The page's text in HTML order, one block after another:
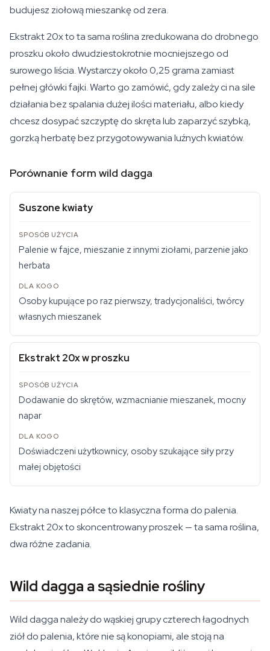
budujesz ziołową mieszankę od zera.
Ekstrakt 20x to ta sama roślina zredukowana do drobnego
proszku około dwudziestokrotnie mocniejszego od
surowego liścia. Wystarczy około 0,25 grama zamiast
pełnej główki fajki. Warto go zamówić, gdy zależy ci na sile
działania bez spalania dużej ilości materiału, albo kiedy
chcesz dosypać szczyptę do skręta lub zaparzyć szybką,
gorzką herbatę bez przygotowywania luźnych kwiatów.
Porównanie form wild dagga
Suszone kwiaty
Palenie w fajce, mieszanie z innymi ziołami, parzenie jako
herbata
Osoby kupujące po raz pierwszy, tradycjonaliści, twórcy
własnych mieszanek
Ekstrakt 20x w proszku
Dodawanie do skrętów, wzmacnianie mieszanek, mocny
napar
Doświadczeni użytkownicy, osoby szukające siły przy
małej objętości
Kwiaty na naszej półce to klasyczna forma do palenia.
Ekstrakt 20x to skoncentrowany proszek — ta sama roślina,
dwa różne zadania.
Wild dagga a sąsiednie rośliny
Wild dagga należy do wąskiej grupy czterech łagodnych
ziół do palenia, które nie są konopiami, ale stoją na